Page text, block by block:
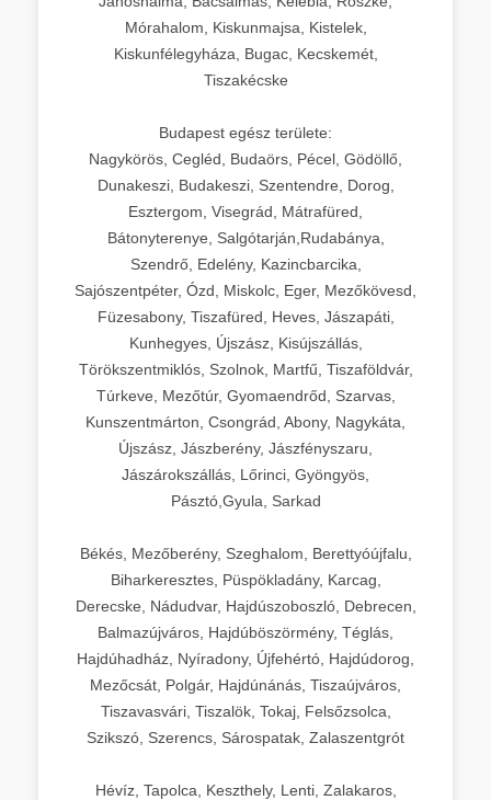
Mórahalom, Kiskunmajsa, Kistelek,
Kiskunfélegyháza, Bugac, Kecskemét,
Tiszakécske
Budapest egész területe:
Nagykörös, Cegléd, Budaörs, Pécel, Gödöllő,
Dunakeszi, Budakeszi, Szentendre, Dorog,
Esztergom, Visegrád, Mátrafüred,
Bátonyterenye, Salgótarján,Rudabánya,
Szendrő, Edelény, Kazincbarcika,
Sajószentpéter, Ózd, Miskolc, Eger, Mezőkövesd,
Füzesabony, Tiszafüred, Heves, Jászapáti,
Kunhegyes, Újszász, Kisújszállás,
Törökszentmiklós, Szolnok, Martfű, Tiszaföldvár,
Túrkeve, Mezőtúr, Gyomaendrőd, Szarvas,
Kunszentmárton, Csongrád, Abony, Nagykáta,
Újszász, Jászberény, Jászfényszaru,
Jászárokszállás, Lőrinci, Gyöngyös,
Pásztó,Gyula, Sarkad
Békés, Mezőberény, Szeghalom, Berettyóújfalu,
Biharkeresztes, Püspökladány, Karcag,
Derecske, Nádudvar, Hajdúszoboszló, Debrecen,
Balmazújváros, Hajdúböszörmény, Téglás,
Hajdúhadház, Nyíradony, Újfehértó, Hajdúdorog,
Mezőcsát, Polgár, Hajdúnánás, Tiszaújváros,
Tiszavasvári, Tiszalök, Tokaj, Felsőzsolca,
Szikszó, Szerencs, Sárospatak, Zalaszentgrót
Hévíz, Tapolca, Keszthely, Lenti, Zalakaros,